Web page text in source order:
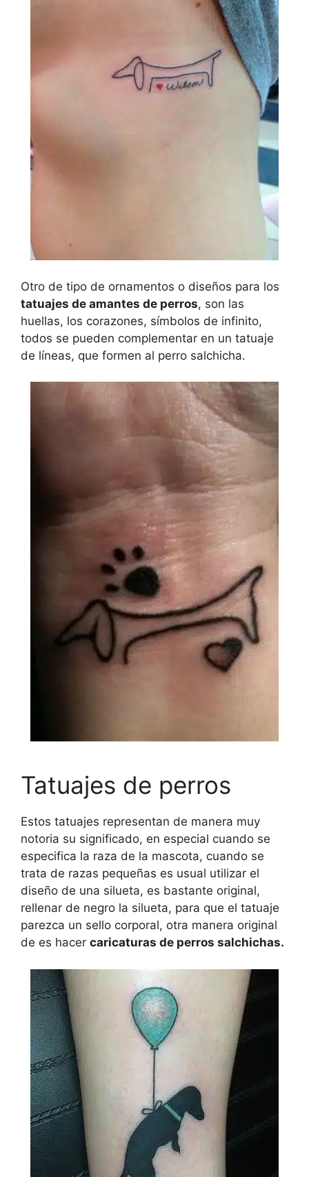
Otro de tipo de ornamentos o diseños para los
tatuajes de amantes de perros, son las
huellas, los corazones, símbolos de infinito,
todos se pueden complementar en un tatuaje
de líneas, que formen al perro salchicha.
Tatuajes de perros
Estos tatuajes representan de manera muy
notoria su significado, en especial cuando se
especifica la raza de la mascota, cuando se
trata de razas pequeñas es usual utilizar el
diseño de una silueta, es bastante original,
rellenar de negro la silueta, para que el tatuaje
parezca un sello corporal, otra manera original
de es hacer caricaturas de perros salchichas.